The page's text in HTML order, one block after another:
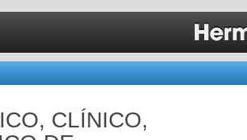
CLÍNICO,